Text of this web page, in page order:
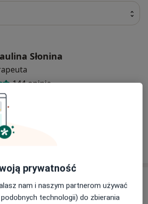
Słonina
144 opinie
Perek
prywatność
nam i naszym partnerom używać
technologii) do zbierania